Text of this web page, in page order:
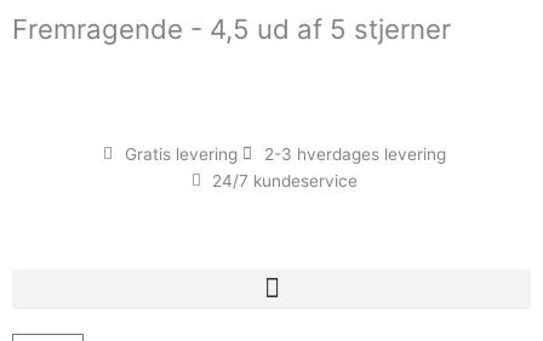
Fremragende - 4,5 ud af 5 stjerner
Gratis levering
2-3 hverdages levering
24/7 kundeservice